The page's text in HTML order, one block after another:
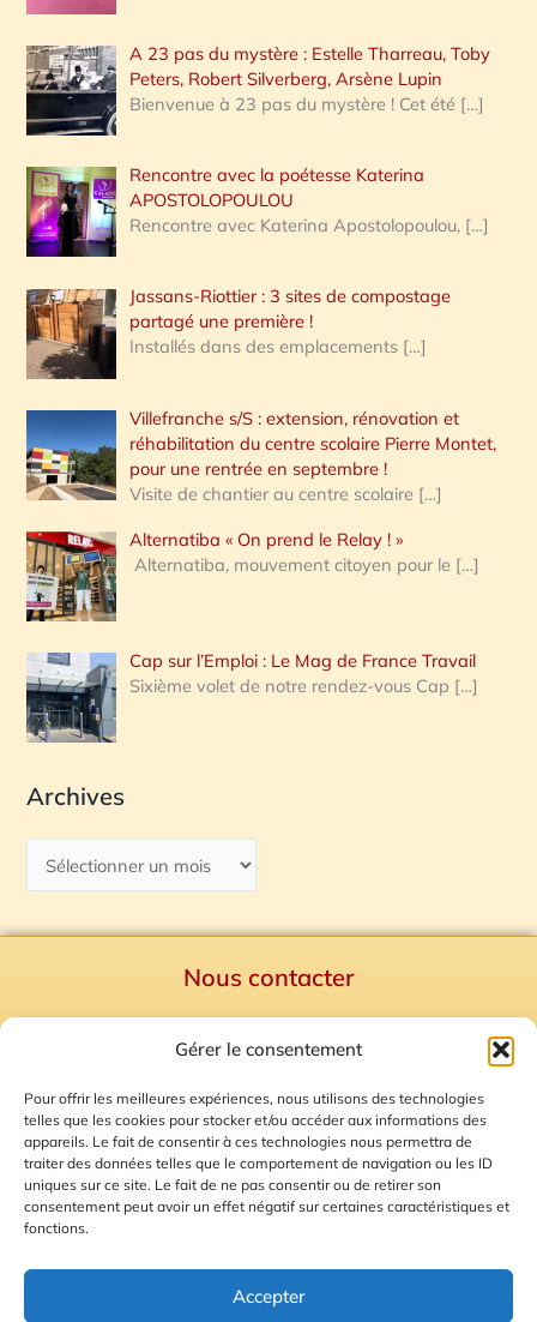
Gérer le consentement
Pour offrir les meilleures expériences, nous utilisons des technologies
telles que les cookies pour stocker et/ou accéder aux informations des
appareils. Le fait de consentir à ces technologies nous permettra de
traiter des données telles que le comportement de navigation ou les ID
uniques sur ce site. Le fait de ne pas consentir ou de retirer son
consentement peut avoir un effet négatif sur certaines caractéristiques et
fonctions.
Accepter
A 23 pas du mystère : Estelle Tharreau, Toby
Peters, Robert Silverberg, Arsène Lupin
Bienvenue à 23 pas du mystère ! Cet été […]
Rencontre avec la poétesse Katerina
APOSTOLOPOULOU
Rencontre avec Katerina Apostolopoulou, […]
Jassans-Riottier : 3 sites de compostage
partagé une première !
Installés dans des emplacements […]
Villefranche s/S : extension, rénovation et
réhabilitation du centre scolaire Pierre Montet,
pour une rentrée en septembre !
Visite de chantier au centre scolaire […]
Alternatiba « On prend le Relay ! »
Alternatiba, mouvement citoyen pour le […]
Cap sur l’Emploi : Le Mag de France Travail
Sixième volet de notre rendez-vous Cap […]
Archives
Nous contacter
Mentions Légales
Plan du site
Gestion des Cookies